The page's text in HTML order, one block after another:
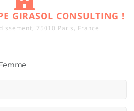
GIRASOL CONSULTING !
75010 Paris, France
Femme